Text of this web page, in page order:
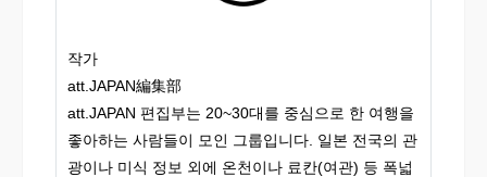
작가
att.JAPAN編集部
att.JAPAN 편집부는 20~30대를 중심으로 한 여행을
좋아하는 사람들이 모인 그룹입니다. 일본 전국의 관
광이나 미식 정보 외에 온천이나 료칸(여관) 등 폭넓